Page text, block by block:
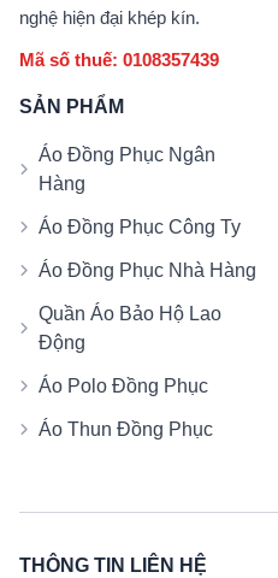
nghệ hiện đại khép kín.
Mã số thuế: 0108357439
SẢN PHẨM
Áo Đồng Phục Ngân
Hàng
Áo Đồng Phục Công Ty
Áo Đồng Phục Nhà Hàng
Quần Áo Bảo Hộ Lao
Động
Áo Polo Đồng Phục
Áo Thun Đồng Phục
THÔNG TIN LIÊN HỆ